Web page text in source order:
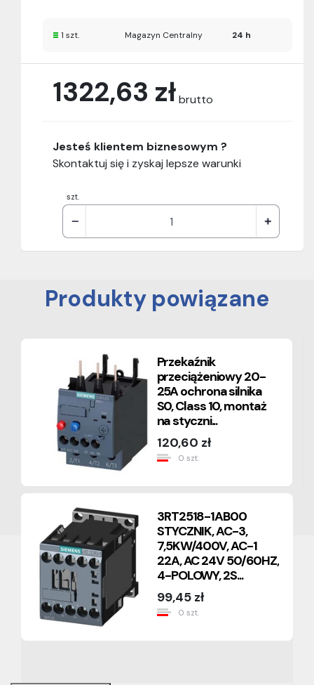
1322,63 złbrutto
szt.
Jesteś klientem biznesowym ?
Skontaktuj się i zyskaj lepsze warunki
1 szt. Magazyn Centralny 24 h
Produkty powiązane
Przekaźnik
przeciążeniowy 20-
25A ochrona silnika
S0, Class 10, montaż
na styczni...
0 szt.
120,60 zł
3RT2518-1AB00
STYCZNIK, AC-3,
7,5KW/400V, AC-1
22A, AC 24V 50/60HZ,
4-POLOWY, 2S...
0 szt.
99,45 zł